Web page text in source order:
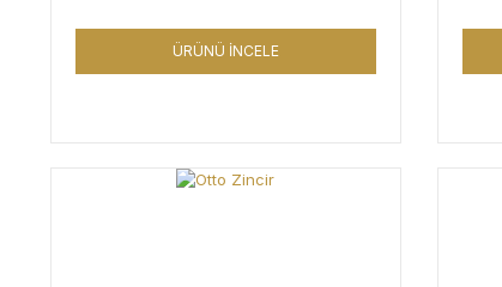
ÜRÜNÜ İNCELE